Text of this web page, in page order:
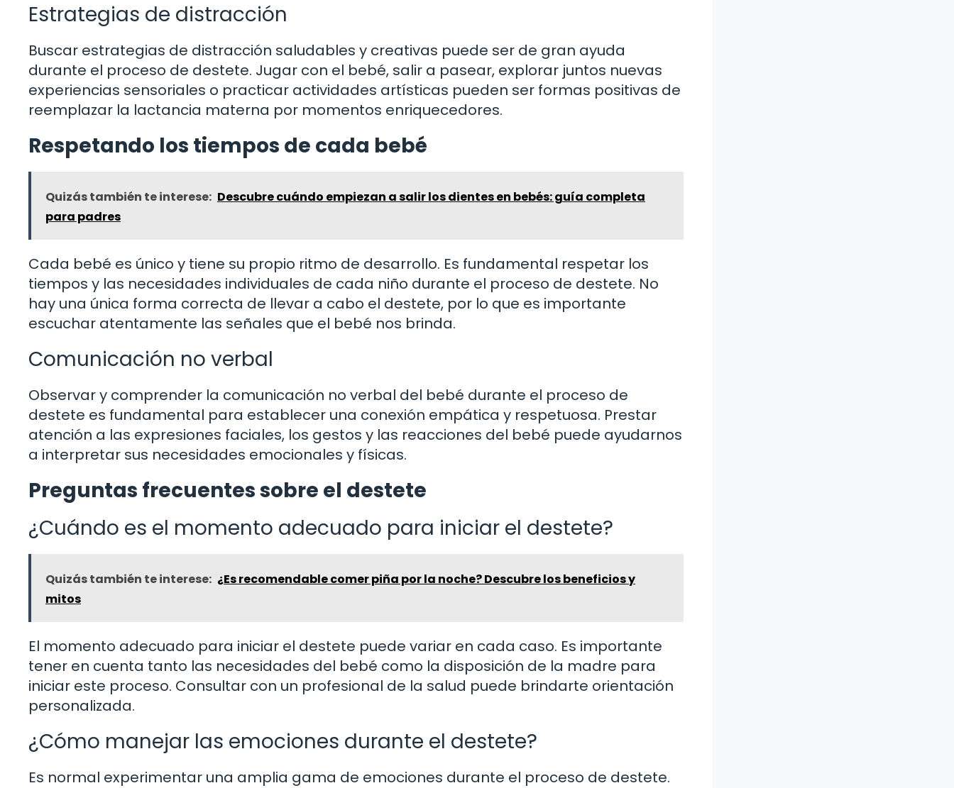
Estrategias de distracción
Buscar estrategias de distracción saludables y creativas puede ser de gran ayuda
durante el proceso de destete. Jugar con el bebé, salir a pasear, explorar juntos nuevas
experiencias sensoriales o practicar actividades artísticas pueden ser formas positivas de
reemplazar la lactancia materna por momentos enriquecedores.
Respetando los tiempos de cada bebé
Quizás también te interese: Descubre cuándo empiezan a salir los dientes en bebés: guía completa
para padres
Cada bebé es único y tiene su propio ritmo de desarrollo. Es fundamental respetar los
tiempos y las necesidades individuales de cada niño durante el proceso de destete. No
hay una única forma correcta de llevar a cabo el destete, por lo que es importante
escuchar atentamente las señales que el bebé nos brinda.
Comunicación no verbal
Observar y comprender la comunicación no verbal del bebé durante el proceso de
destete es fundamental para establecer una conexión empática y respetuosa. Prestar
atención a las expresiones faciales, los gestos y las reacciones del bebé puede ayudarnos
a interpretar sus necesidades emocionales y físicas.
Preguntas frecuentes sobre el destete
¿Cuándo es el momento adecuado para iniciar el destete?
Quizás también te interese: ¿Es recomendable comer piña por la noche? Descubre los beneficios y
mitos
El momento adecuado para iniciar el destete puede variar en cada caso. Es importante
tener en cuenta tanto las necesidades del bebé como la disposición de la madre para
iniciar este proceso. Consultar con un profesional de la salud puede brindarte orientación
personalizada.
¿Cómo manejar las emociones durante el destete?
Es normal experimentar una amplia gama de emociones durante el proceso de destete.